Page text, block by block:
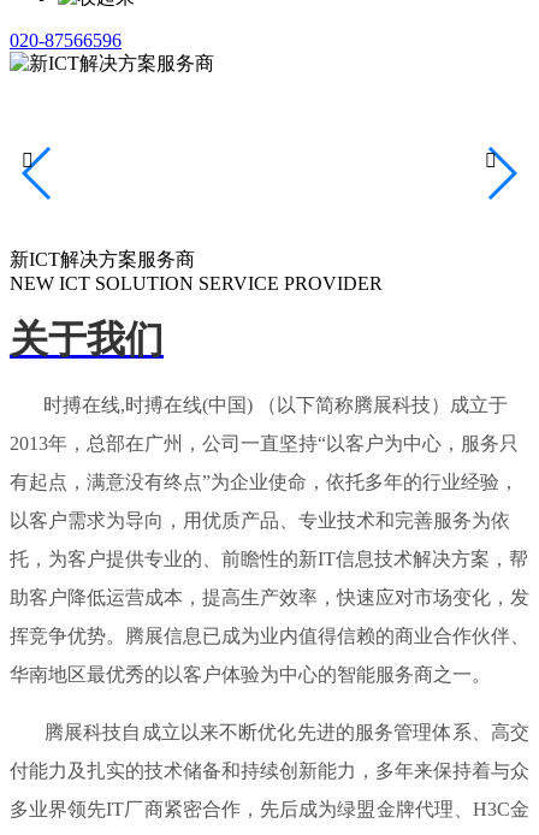
020-87566596
新ICT解决方案服务商
NEW ICT SOLUTION SERVICE PROVIDER
 
关于我们
时搏在线,时搏在线(中国) （以下简称腾展科技）成立于
2013年，总部在广州，公司一直坚持“以客户为中心，服务只
有起点，满意没有终点”为企业使命，依托多年的行业经验，
以客户需求为导向，用优质产品、专业技术和完善服务为依
托，为客户提供专业的、前瞻性的新IT信息技术解决方案，帮
助客户降低运营成本，提高生产效率，快速应对市场变化，发
挥竞争优势。腾展信息已成为业内值得信赖的商业合作伙伴、
华南地区最优秀的以客户体验为中心的智能服务商之一。
腾展科技自成立以来不断优化先进的服务管理体系、高交
付能力及扎实的技术储备和持续创新能力，多年来保持着与众
多业界领先IT厂商紧密合作，先后成为绿盟金牌代理、H3C金